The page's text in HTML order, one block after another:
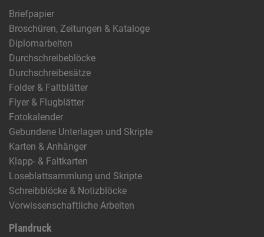
Briefpapier
Broschüren, Zeitungen & Kataloge
Diplomarbeiten
Durchschreibeblöcke
Durchschreibesätze
Folder & Faltblätter
Flyer & Flugblätter
Fotokalender
Gebundene Unterlagen und Skripte
Karten & Anhänger
Klapp- & Faltkarten
Loseblattsammlung und Skripte
Schreibblöcke & Notizblöcke
Vorwissenschaftliche Arbeiten
Plandruck